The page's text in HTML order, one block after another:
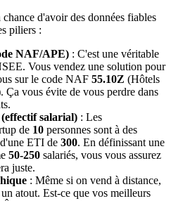
d'avoir des données fiables
piliers :
NAF/APE) : C'est une véritable
Vous vendez une solution pour
sur le code NAF 55.10Z (Hôtels
Ça vous évite de vous perdre dans
salarial) : Les
de 10 personnes sont à des
ETI de 300. En définissant une
50-250 salariés, vous vous assurez
juste.
: Même si on vend à distance,
atout. Est-ce que vos meilleurs